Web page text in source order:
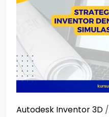
Autodesk Inventor 3D /